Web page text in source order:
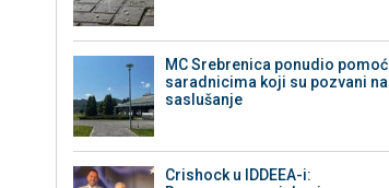
MC Srebrenica ponudio pomoć
saradnicima koji su pozvani na
saslušanje
Crishock u IDDEEA-i: